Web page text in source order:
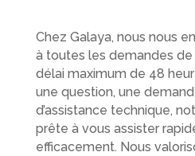
Chez Galaya, nous nous
à toutes les demandes
délai maximum de 48
une question, une
d’assistance technique,
prête à vous assister
efficacement. Nous